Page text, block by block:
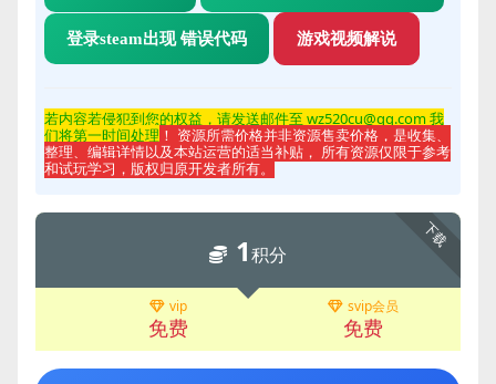
登录steam出现 错误代码 游戏视频解说
若内容若侵犯到您的权益，请发送邮件至 wz520cu@qq.com 我
们将第一时间处理 ！ 资源所需价格并非资源售卖价格，是收集、
整理、编辑详情以及本站运营的适当补贴， 所有资源仅限于参考
和试玩学习，版权归原开发者所有。
下载
1积分
vip
免费
svip会员
免费